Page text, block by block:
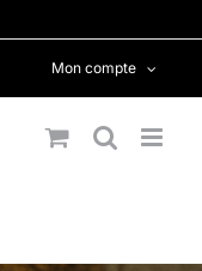
Mon compte